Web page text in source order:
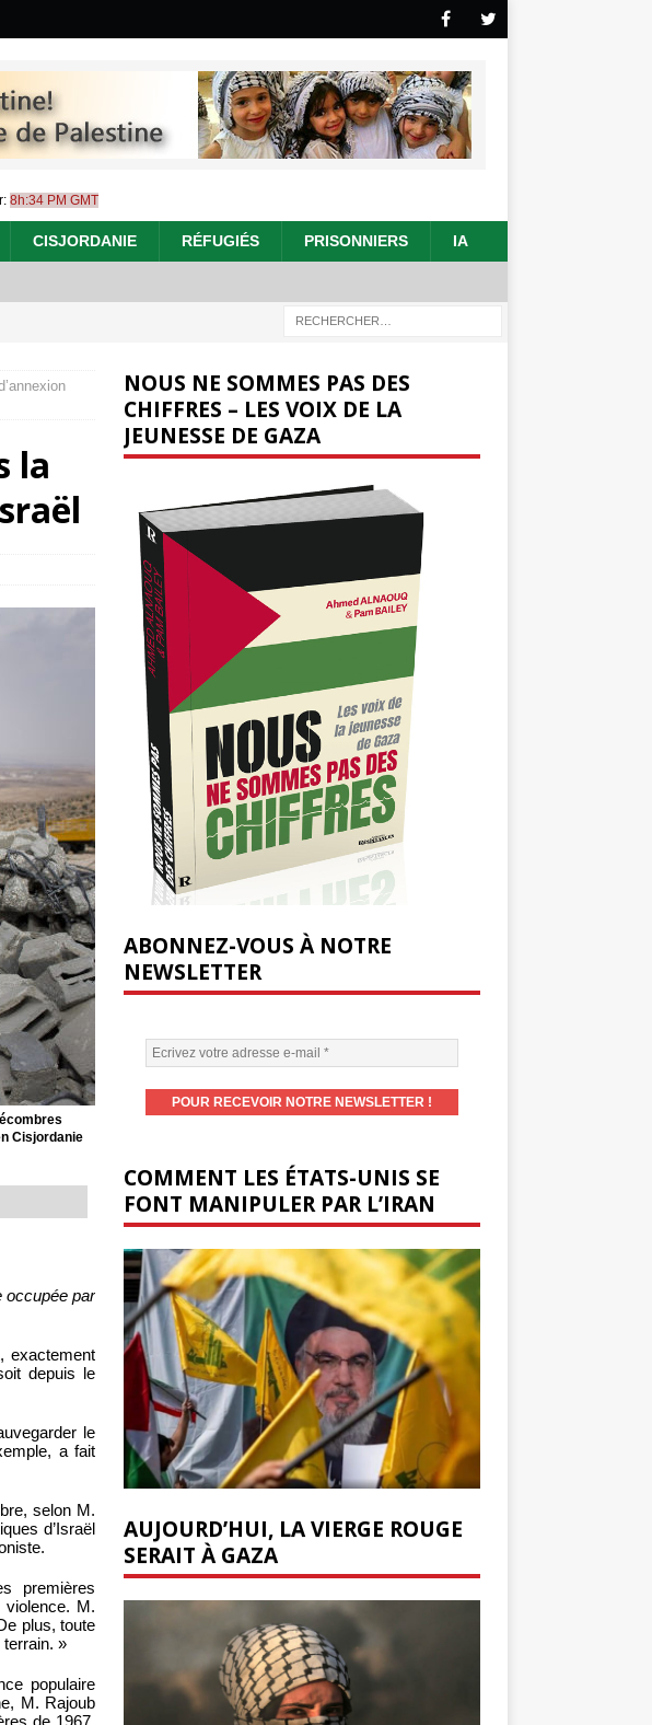
8h:34 PM GMT
CISJORDANIE RÉFUGIÉS PRISONNIERS IA
]
la
Cisjordanie
occupée par
exactement
depuis le
le
a fait
selon M.
d’Israël
premières
violence. M.
plus, toute
terrain. »
populaire
M. Rajoub
de 1967,
NOUS NE SOMMES PAS DES
CHIFFRES – LES VOIX DE LA
JEUNESSE DE GAZA
ABONNEZ-VOUS À NOTRE
NEWSLETTER
COMMENT LES ÉTATS-UNIS SE
FONT MANIPULER PAR L’IRAN
AUJOURD’HUI, LA VIERGE ROUGE
SERAIT À GAZA